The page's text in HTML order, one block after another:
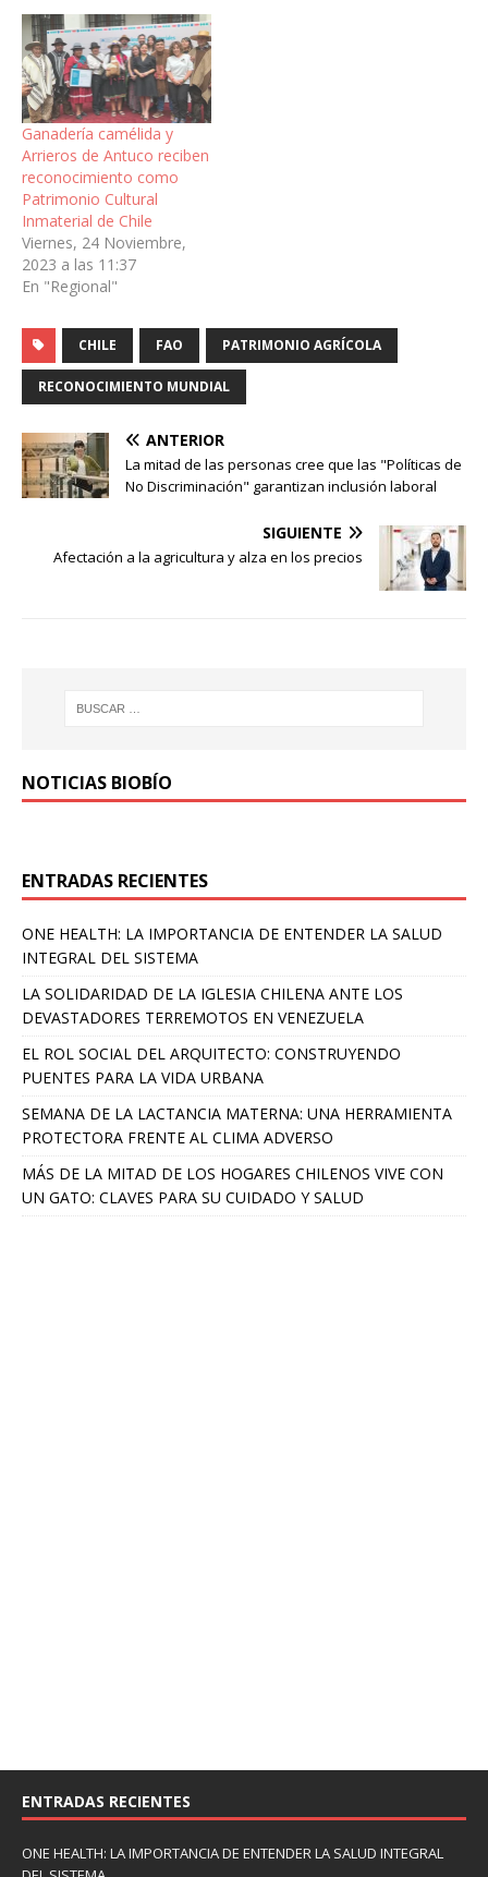
Ganadería camélida y
Arrieros de Antuco reciben
reconocimiento como
Patrimonio Cultural
Inmaterial de Chile
Viernes, 24 Noviembre,
2023 a las 11:37
En "Regional"
CHILE FAO PATRIMONIO AGRÍCOLA
RECONOCIMIENTO MUNDIAL
ANTERIOR
La mitad de las personas cree que las "Políticas de
No Discriminación" garantizan inclusión laboral
SIGUIENTE
Afectación a la agricultura y alza en los precios
NOTICIAS BIOBÍO
ENTRADAS RECIENTES
ONE HEALTH: LA IMPORTANCIA DE ENTENDER LA SALUD
INTEGRAL DEL SISTEMA
LA SOLIDARIDAD DE LA IGLESIA CHILENA ANTE LOS
DEVASTADORES TERREMOTOS EN VENEZUELA
EL ROL SOCIAL DEL ARQUITECTO: CONSTRUYENDO
PUENTES PARA LA VIDA URBANA
SEMANA DE LA LACTANCIA MATERNA: UNA HERRAMIENTA
PROTECTORA FRENTE AL CLIMA ADVERSO
MÁS DE LA MITAD DE LOS HOGARES CHILENOS VIVE CON
UN GATO: CLAVES PARA SU CUIDADO Y SALUD
ENTRADAS RECIENTES
ONE HEALTH: LA IMPORTANCIA DE ENTENDER LA SALUD INTEGRAL